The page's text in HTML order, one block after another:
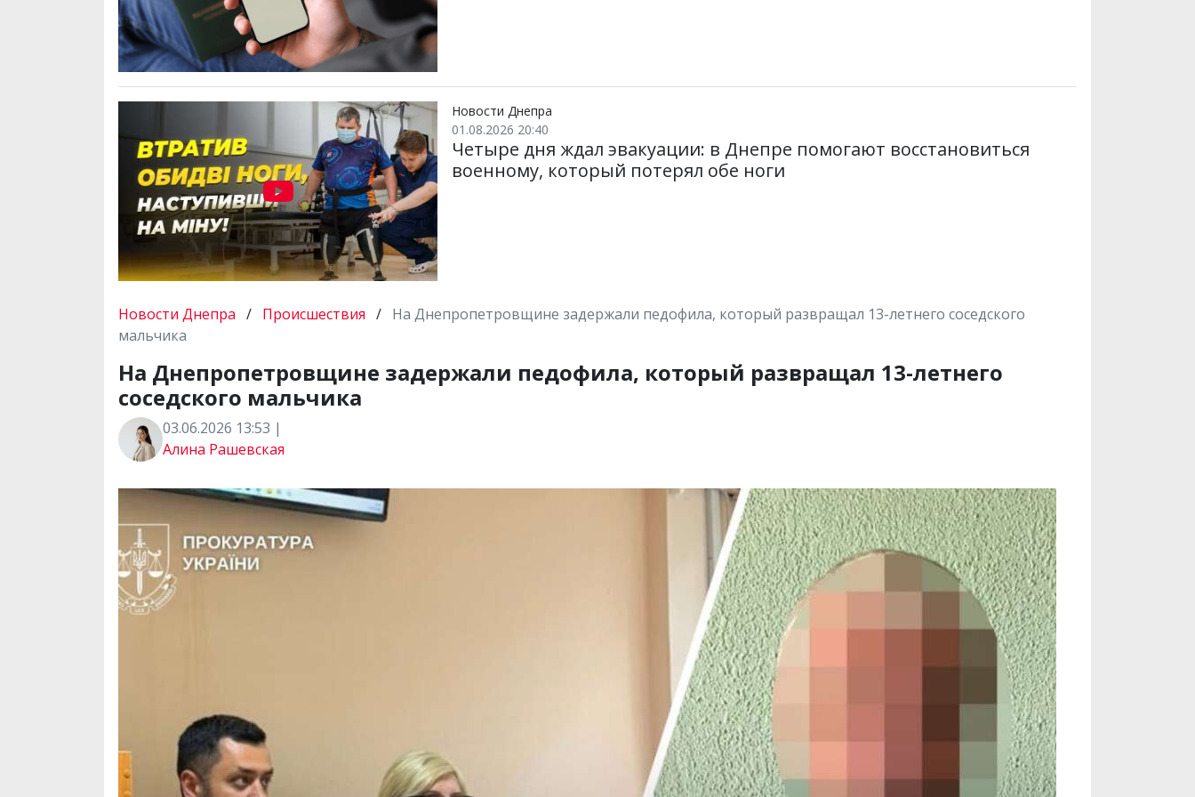
Новости Днепра
01.08.2026 20:40
Четыре дня ждал эвакуации: в Днепре помогают восстановиться
военному, который потерял обе ноги
Новости Днепра / Происшествия / На Днепропетровщине задержали педофила, который развращал 13-летнего соседского
мальчика
На Днепропетровщине задержали педофила, который развращал 13-летнего
соседского мальчика
03.06.2026 13:53 |
Алина Рашевская